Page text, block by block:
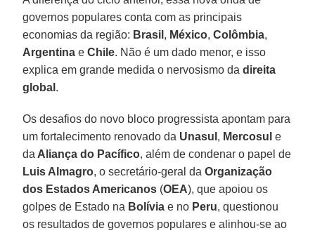
governos populares conta com as principais
economias da região: Brasil , México, Colômbia,
Argentina eChile. Não é um dado menor, e isso
explica em grande medida o nervosismo dadireita
global .
Os desafios do novo bloco progressista apontam para
um fortalecimento renovado da Unasul , Mercosul e
da Aliança do Pacífico, além de condenar o papel de
Luis Almagro, o secretário-geral daOrganização
dos Estados Americanos (OEA), que apoiou os
golpes de Estado na Bolívia e no Peru, questionou
os resultados de governos populares e alinhou-se ao